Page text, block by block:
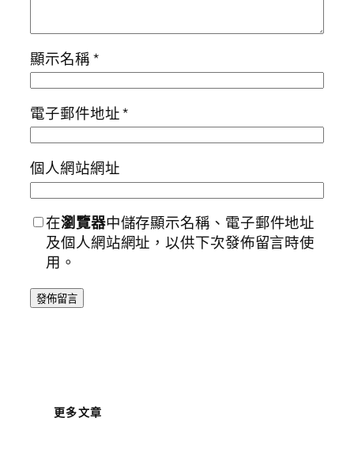
顯示名稱*
電子郵件地址*
個人網站網址
在瀏覽器中儲存顯示名稱、電子郵件地址
及個人網站網址，以供下次發佈留言時使
用。
更多文章